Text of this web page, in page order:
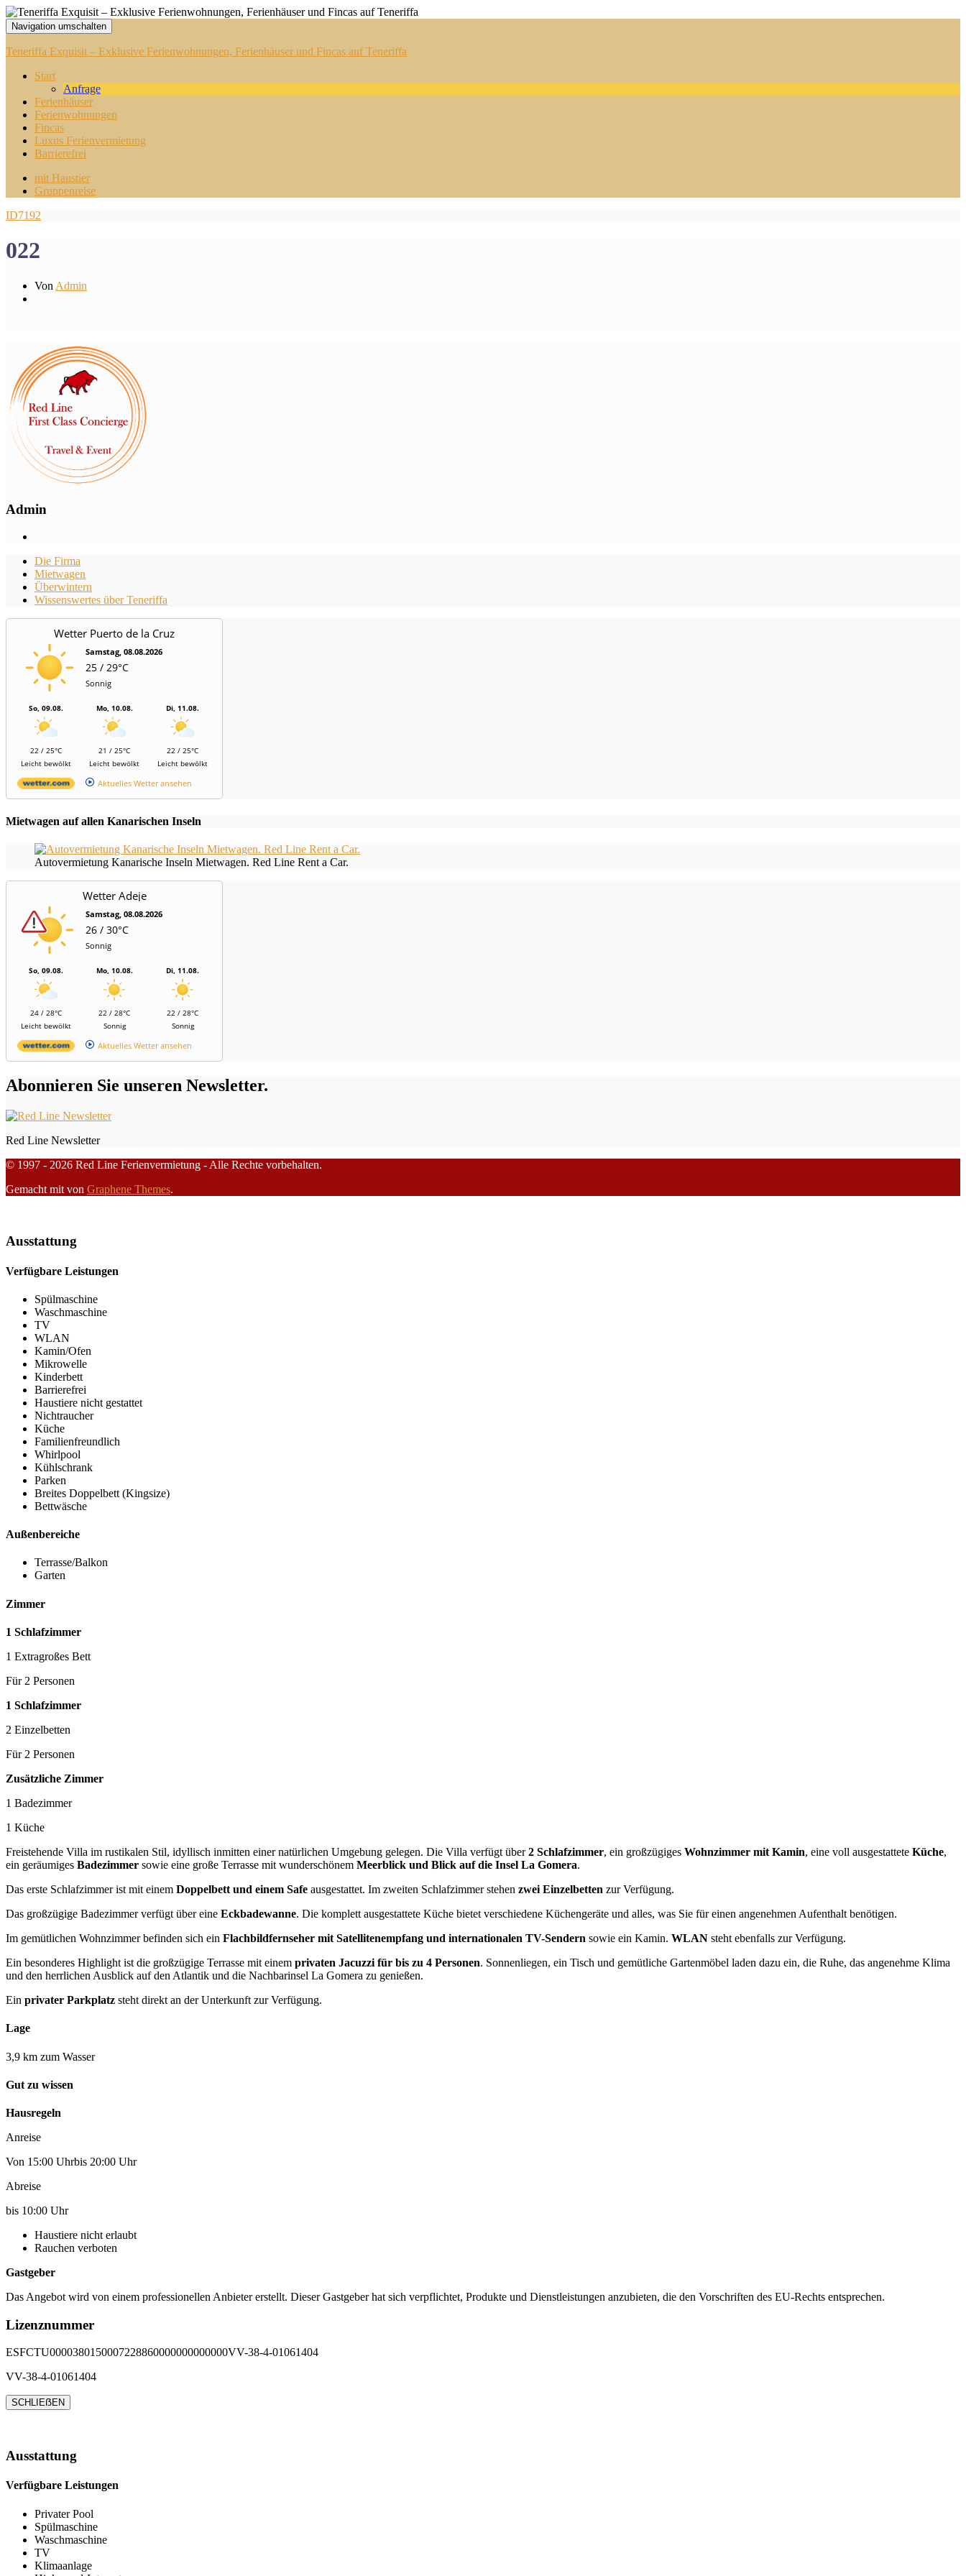
Navigation umschalten
Teneriffa Exquisit – Exklusive Ferienwohnungen, Ferienhäuser und Fincas auf Teneriffa
Start
Anfrage
Ferienhäuser
Ferienwohnungen
Fincas
Luxus Ferienvermietung
Barrierefrei
mit Haustier
Gruppenreise
ID7192
022
Von Admin
Admin
Die Firma
Mietwagen
Überwintern
Wissenswertes über Teneriffa
Wetter Puerto de la Cruz
Samstag, 08.08.2026
25 / 29°C
Sonnig
So, 09.08.
22 / 25°C
Leicht bewölkt
Mo, 10.08.
21 / 25°C
Leicht bewölkt
Di, 11.08.
22 / 25°C
Leicht bewölkt
Aktuelles Wetter ansehen
Mietwagen auf allen Kanarischen Inseln
Autovermietung Kanarische Inseln Mietwagen. Red Line Rent a Car.
Wetter Adeje
Samstag, 08.08.2026
26 / 30°C
Sonnig
So, 09.08.
24 / 28°C
Leicht bewölkt
Mo, 10.08.
22 / 28°C
Sonnig
Di, 11.08.
22 / 28°C
Sonnig
Aktuelles Wetter ansehen
Abonnieren Sie unseren Newsletter.
Red Line Newsletter
© 1997 - 2026 Red Line Ferienvermietung - Alle Rechte vorbehalten.
Gemacht mit von Graphene Themes.
Ausstattung
Verfügbare Leistungen
Spülmaschine
Waschmaschine
TV
WLAN
Kamin/Ofen
Mikrowelle
Kinderbett
Barrierefrei
Haustiere nicht gestattet
Nichtraucher
Küche
Familienfreundlich
Whirlpool
Kühlschrank
Parken
Breites Doppelbett (Kingsize)
Bettwäsche
Außenbereiche
Terrasse/Balkon
Garten
Zimmer
1 Schlafzimmer
1 Extragroßes Bett
Für 2 Personen
1 Schlafzimmer
2 Einzelbetten
Für 2 Personen
Zusätzliche Zimmer
1 Badezimmer
1 Küche
Freistehende Villa im rustikalen Stil, idyllisch inmitten einer natürlichen Umgebung gelegen. Die Villa verfügt über2 Schlafzimmer, ein großzügiges Wohnzimmer mit Kamin, eine voll ausgestattete Küche,
ein geräumiges Badezimmer sowie eine große Terrasse mit wunderschönem Meerblick und Blick auf die Insel La Gomera.
Das erste Schlafzimmer ist mit einem Doppelbett und einem Safe ausgestattet. Im zweiten Schlafzimmer stehen zwei Einzelbetten zur Verfügung.
Das großzügige Badezimmer verfügt über eine Eckbadewanne. Die komplett ausgestattete Küche bietet verschiedene Küchengeräte und alles, was Sie für einen angenehmen Aufenthalt benötigen.
Im gemütlichen Wohnzimmer befinden sich ein Flachbildfernseher mit Satellitenempfang und internationalen TV-Sendern sowie ein Kamin. WLAN steht ebenfalls zur Verfügung.
Ein besonderes Highlight ist die großzügige Terrasse mit einem privaten Jacuzzi für bis zu 4 Personen. Sonnenliegen, ein Tisch und gemütliche Gartenmöbel laden dazu ein, die Ruhe, das angenehme Klima
und den herrlichen Ausblick auf den Atlantik und die Nachbarinsel La Gomera zu genießen.
Ein privater Parkplatz steht direkt an der Unterkunft zur Verfügung.
Lage
3,9 km zum Wasser
Gut zu wissen
Hausregeln
Anreise
Von 15:00 Uhrbis 20:00 Uhr
Abreise
bis 10:00 Uhr
Haustiere nicht erlaubt
Rauchen verboten
Gastgeber
Das Angebot wird von einem professionellen Anbieter erstellt. Dieser Gastgeber hat sich verpflichtet, Produkte und Dienstleistungen anzubieten, die den Vorschriften des EU-Rechts entsprechen.
Lizenznummer
ESFCTU0000380150007228860000000000000VV-38-4-01061404
VV-38-4-01061404
SCHLIEẞEN
Ausstattung
Verfügbare Leistungen
Privater Pool
Spülmaschine
Waschmaschine
TV
Klimaanlage